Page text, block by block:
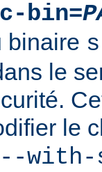
bin=
binaire
le
le
--with-